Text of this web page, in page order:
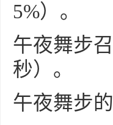
5%）。
午夜舞步
秒）。
午夜舞步